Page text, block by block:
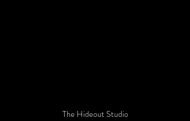
The Hideout Studio